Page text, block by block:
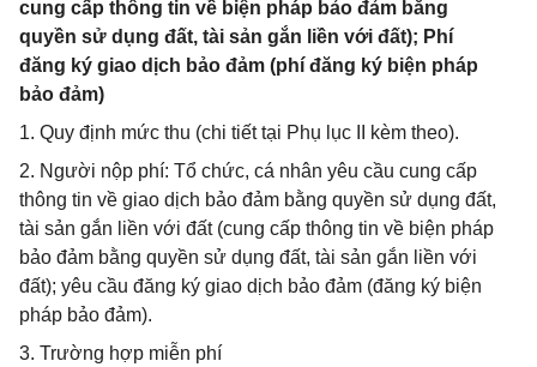
cung cấp thông tin về biện pháp bảo đảm bằng
quyền sử dụng đất, tài sản gắn liền với đất); Phí
đăng ký giao dịch bảo đảm (phí đăng ký biện pháp
bảo đảm)
1. Quy định mức thu (chi tiết tại Phụ lục II kèm theo).
2. Người nộp phí: Tổ chức, cá nhân yêu cầu cung cấp
thông tin về giao dịch bảo đảm bằng quyền sử dụng đất,
tài sản gắn liền với đất (cung cấp thông tin về biện pháp
bảo đảm bằng quyền sử dụng đất, tài sản gắn liền với
đất); yêu cầu đăng ký giao dịch bảo đảm (đăng ký biện
pháp bảo đảm).
3. Trường hợp miễn phí